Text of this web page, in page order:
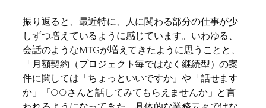
振り返ると、最近特に、人に関わる部分の仕事が少
しずつ増えているように感じています。いわゆる、
会話のようなMTGが増えてきたように思うことと、
「月額契約（プロジェクト毎ではなく継続型）の案
件に関しては「ちょっといいですか」や「話せます
か」「○○さんと話してみてもらえませんか」と言